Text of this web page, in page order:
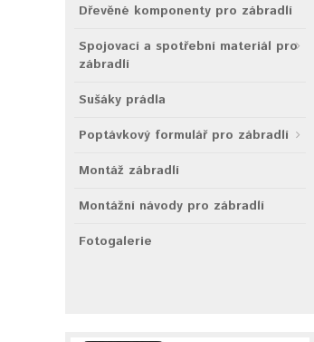
Dřevěné komponenty pro zábradlí
Spojovací a spotřební materiál pro
zábradlí
Sušáky prádla
Poptávkový formulář pro zábradlí
Montáž zábradlí
Montážní návody pro zábradlí
Fotogalerie